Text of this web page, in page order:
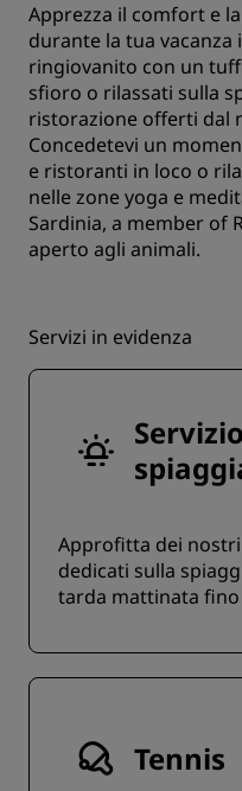
Apprezza il comfort e
durante la tua vacanza
ringiovanito con un
sfioro o rilassati sulla
ristorazione offerti dal
Concedetevi un
e ristoranti in loco o
nelle zone yoga e
Sardinia, a member of
aperto agli animali.
Servizi in evidenza
Approfitta dei
dedicati sulla
tarda mattinata fino
Tennis